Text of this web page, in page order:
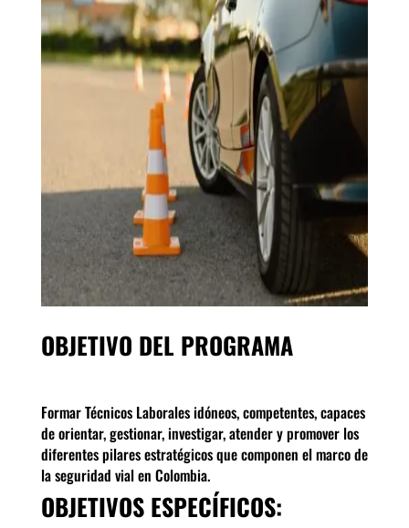
OBJETIVO DEL PROGRAMA
Formar Técnicos Laborales idóneos, competentes, capaces
de orientar, gestionar, investigar, atender y promover los
diferentes pilares estratégicos que componen el marco de
la seguridad vial en Colombia.
OBJETIVOS ESPECÍFICOS: